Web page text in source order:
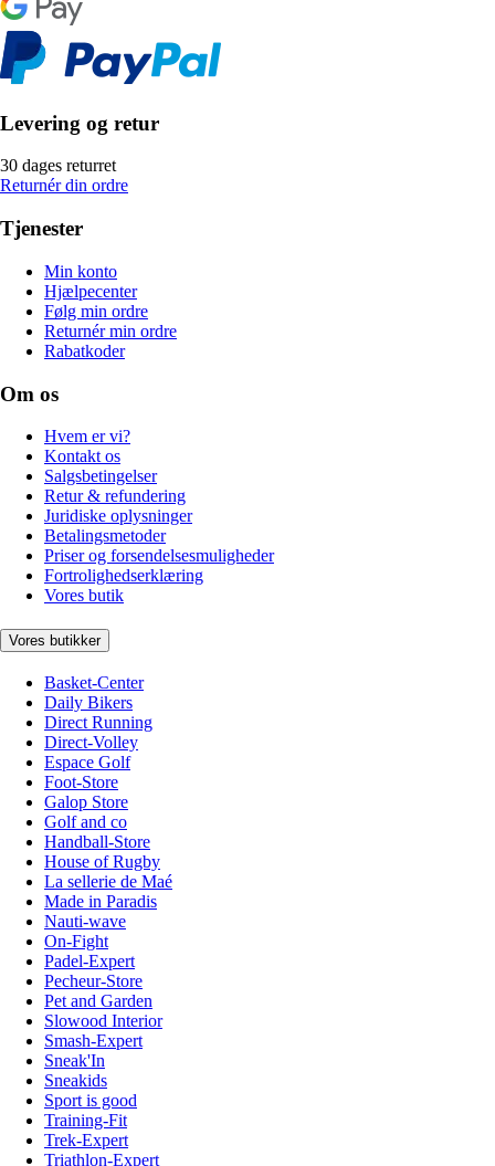
Levering og retur
30 dages returret
Returnér din ordre
Tjenester
Min konto
Hjælpecenter
Følg min ordre
Returnér min ordre
Rabatkoder
Om os
Hvem er vi?
Kontakt os
Salgsbetingelser
Retur & refundering
Juridiske oplysninger
Betalingsmetoder
Priser og forsendelsesmuligheder
Fortrolighedserklæring
Vores butik
Vores butikker
Basket-Center
Daily Bikers
Direct Running
Direct-Volley
Espace Golf
Foot-Store
Galop Store
Golf and co
Handball-Store
House of Rugby
La sellerie de Maé
Made in Paradis
Nauti-wave
On-Fight
Padel-Expert
Pecheur-Store
Pet and Garden
Slowood Interior
Smash-Expert
Sneak'In
Sneakids
Sport is good
Training-Fit
Trek-Expert
Triathlon-Expert